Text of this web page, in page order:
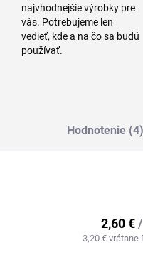
najvhodnejšie výrobky pre
vás. Potrebujeme len
vedieť, kde a na čo sa budú
používať.
Hodnotenie (4)
2,60 €
3,20 € vrátane